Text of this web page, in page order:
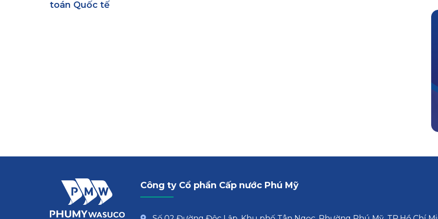
toán Quốc tế
Công ty Cổ phần Cấp nước Phú Mỹ